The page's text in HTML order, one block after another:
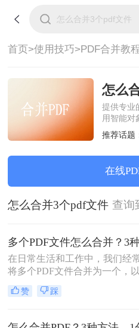
首页>使用技巧>PDF合并教
怎么
提供专业
用智能对
真还原且
理，全链
装，高
推荐话题
在线
怎么合并3个pdf文件 查询
在日常生活和工作中，我们经
将多个PDF文件合并为一个，
分享、存档或打印。那么如何合
文件呢？本文将介绍三种常用的
赞 踩